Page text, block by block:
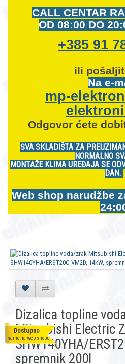
CALL CENTAR
OD 08:00 DO
+385 91
ili
Na e-
mp-
Odgovor ćete
SVA SKLADIŠTA ZA
NORMALNO
MONTAŽE KLIMA UREĐAJA SE
DAN.
Web shop narudžbe
Dostupno
samo na web-shopu
Dizalica topline
Mitsubishi Electric
SHW140YHA/
spremnik 200l